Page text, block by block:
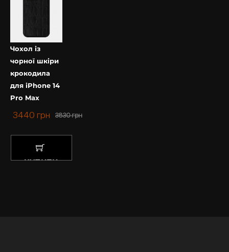
Чохол із
чорної шкіри
крокодила
для iPhone 14
Pro Max
3830грн
3440 грн
КУПИТИ